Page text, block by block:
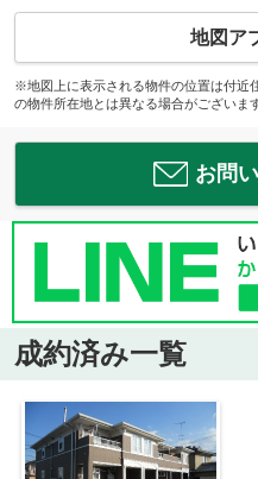
地図ア
※地図上に表示される物件の位置は付近
の物件所在地とは異なる場合がございます
お問
成約済み一覧